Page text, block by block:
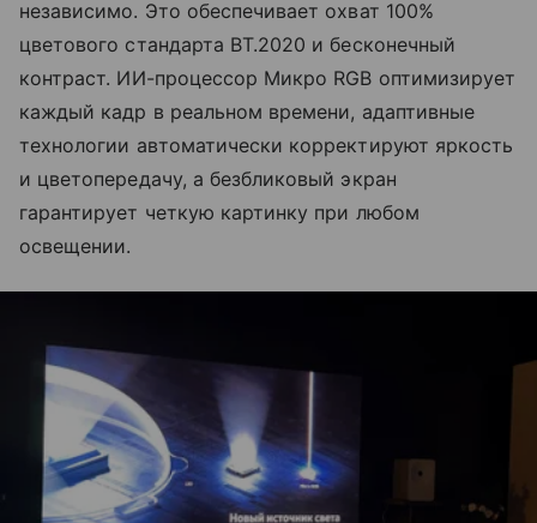
независимо. Это обеспечивает охват 100%
цветового стандарта BT.2020 и бесконечный
контраст. ИИ-процессор Микро RGB оптимизирует
каждый кадр в реальном времени, адаптивные
технологии автоматически корректируют яркость
и цветопередачу, а безбликовый экран
гарантирует четкую картинку при любом
освещении.